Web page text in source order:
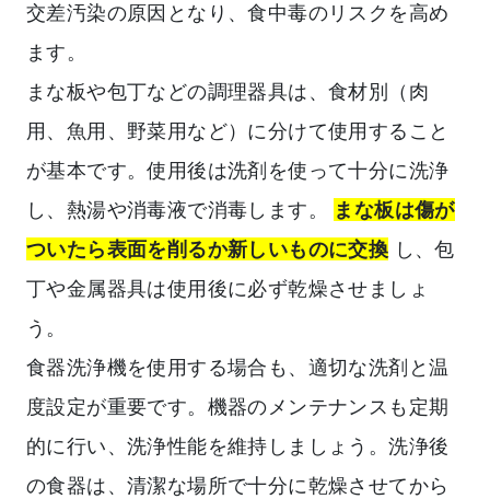
交差汚染の原因となり、食中毒のリスクを高め
ます。
まな板や包丁などの調理器具は、食材別（肉
用、魚用、野菜用など）に分けて使用すること
が基本です。使用後は洗剤を使って十分に洗浄
し、熱湯や消毒液で消毒します。
まな板は傷が
ついたら表面を削るか新しいものに交換 し、包
丁や金属器具は使用後に必ず乾燥させましょ
う。
食器洗浄機を使用する場合も、適切な洗剤と温
度設定が重要です。機器のメンテナンスも定期
的に行い、洗浄性能を維持しましょう。洗浄後
の食器は、清潔な場所で十分に乾燥させてから